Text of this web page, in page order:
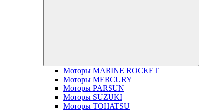
Моторы MARINE ROCKET
Моторы MERCURY
Моторы PARSUN
Моторы SUZUKI
Моторы TOHATSU